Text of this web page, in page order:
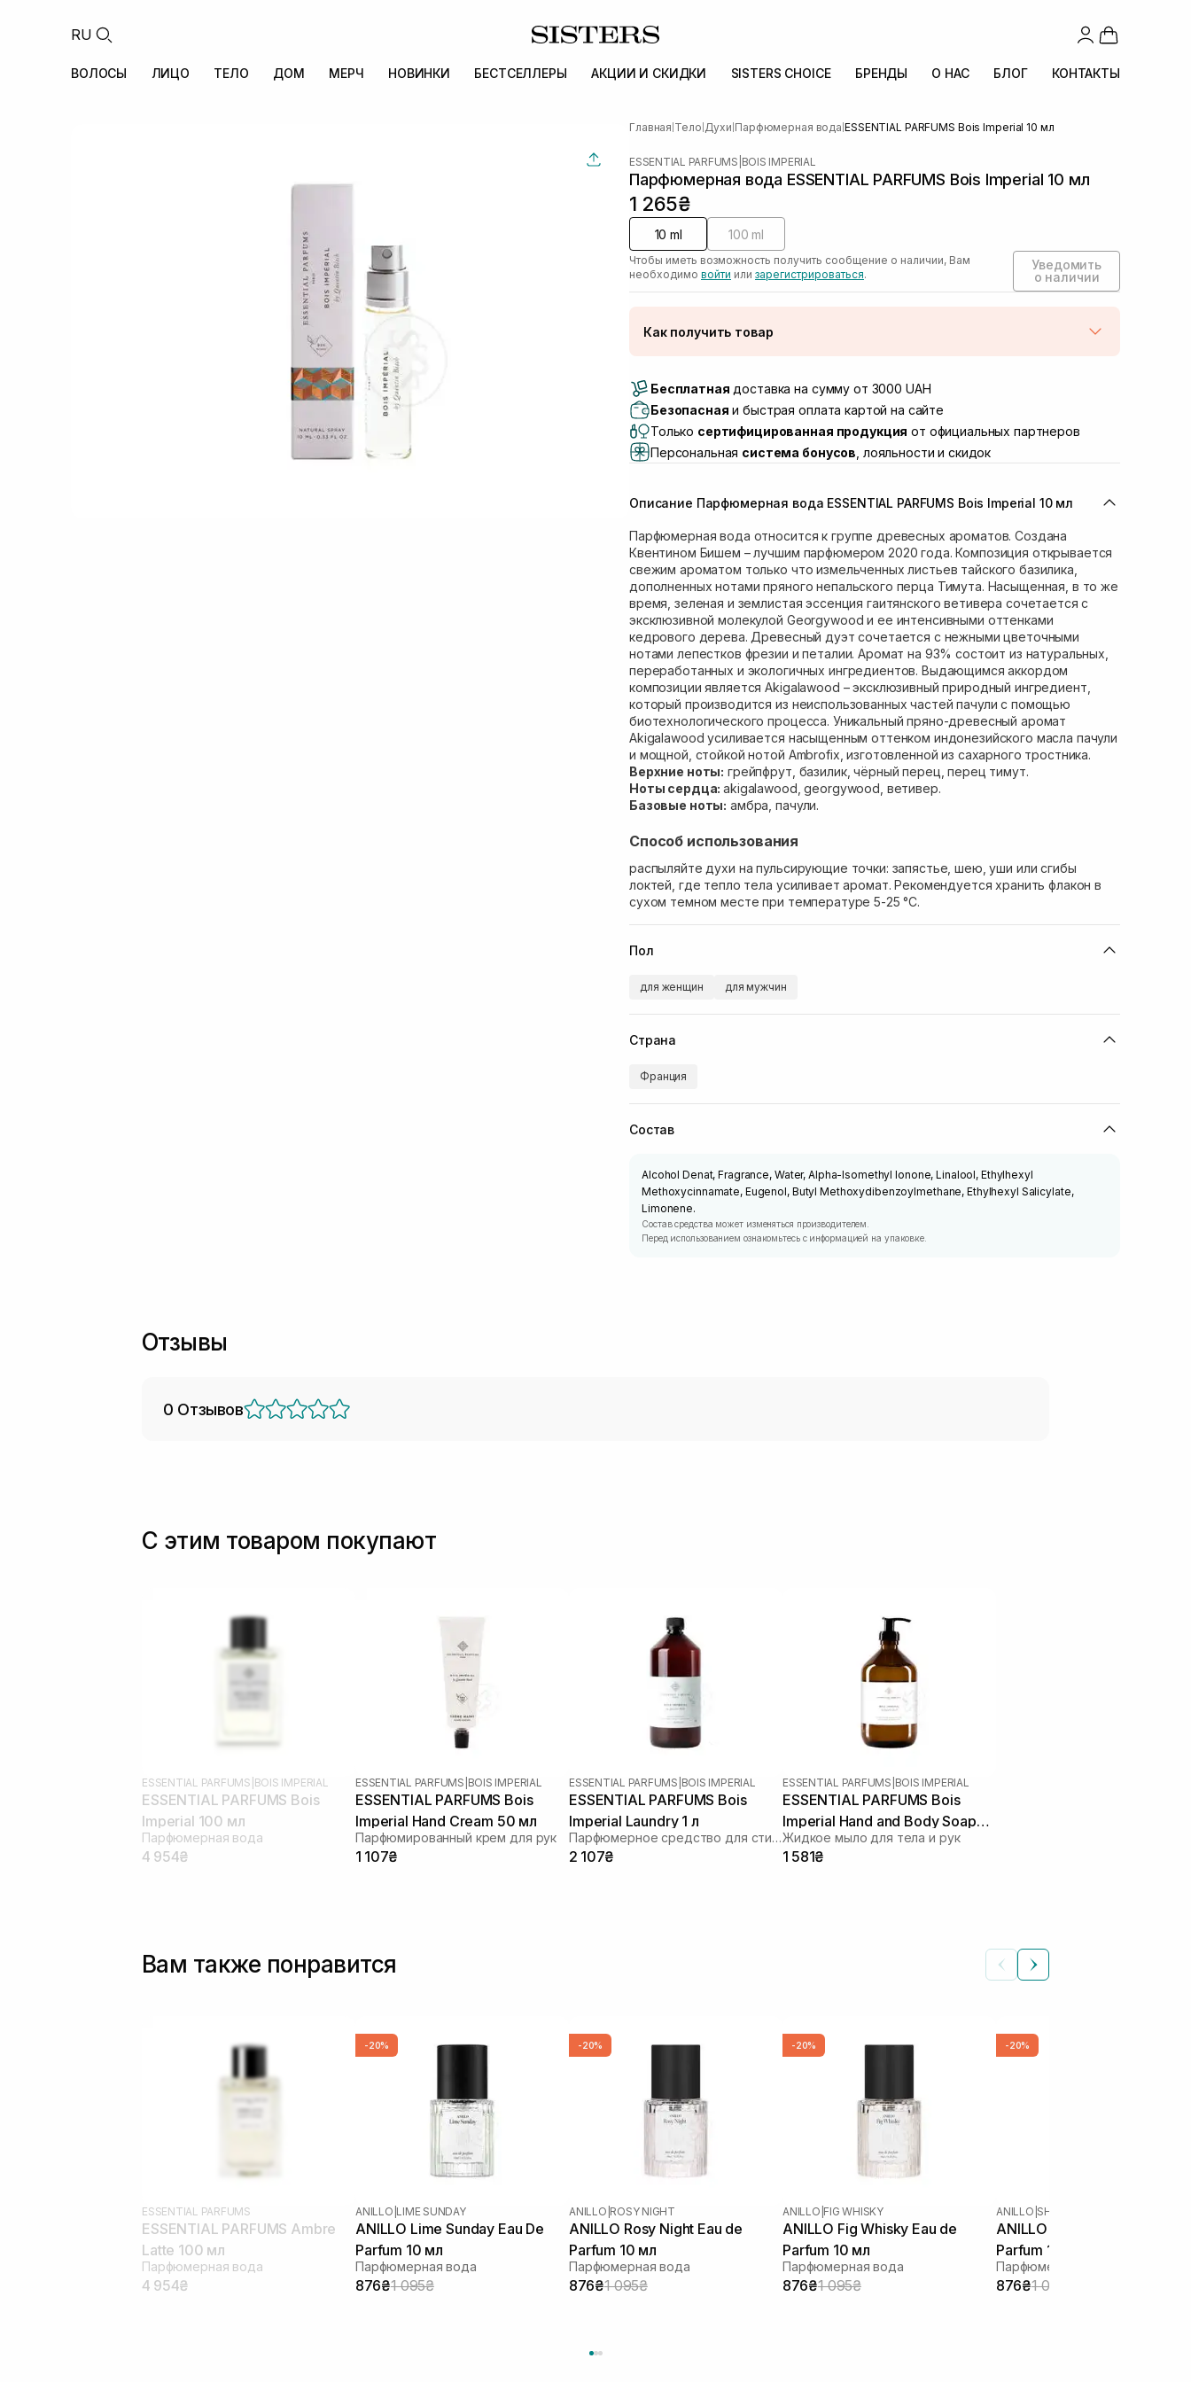
RU
ВОЛОСЫ ЛИЦО ТЕЛО ДОМ МЕРЧ НОВИНКИ БЕСТСЕЛЛЕРЫ АКЦИИ И СКИДКИ SISTERS CHOICE БРЕНДЫ О НАС БЛОГ КОНТАКТЫ
Главная Тело Духи Парфюмерная вода ESSENTIAL PARFUMS Bois Imperial 10 мл
ESSENTIAL PARFUMS BOIS IMPERIAL
Парфюмерная вода ESSENTIAL PARFUMS Bois Imperial 10 мл
1 265₴
10 ml 100 ml
Чтобы иметь возможность получить сообщение о наличии, Вам
необходимо войти или зарегистрироваться.
Уведомить
о наличии
Как получить товар
Самовывоз г. Луцк, Винниченка 4
Самовывоз г. Львов, ул. Академика Подстригача, 1В (Duck's
Самовывоз Львов (Ивана Франко 36) Нет в наличии!
Самовывоз г. Львов ул. Степана Бандеры 43 Нет в наличии!
Самовывоз г. Ровно, ул. Кулика и Гудачека 23 (ТЦ Экватор) Нет в наличии!
Бесплатная доставка на сумму от 3000 UAH
Безопасная и быстрая оплата картой на сайте
Только сертифицированная продукция от официальных партнеров
Персональная система бонусов , лояльности и скидок
Описание Парфюмерная вода ESSENTIAL PARFUMS Bois Imperial 10 мл
Парфюмерная вода относится к группе древесных ароматов. Создана
Квентином Бишем – лучшим парфюмером 2020 года. Композиция открывается
свежим ароматом только что измельченных листьев тайского базилика,
дополненных нотами пряного непальского перца Тимута. Насыщенная, в то же
время, зеленая и землистая эссенция гаитянского ветивера сочетается с
эксклюзивной молекулой Georgywood и ее интенсивными оттенками
кедрового дерева. Древесный дуэт сочетается с нежными цветочными
нотами лепестков фрезии и петалии. Аромат на 93% состоит из натуральных,
переработанных и экологичных ингредиентов. Выдающимся аккордом
композиции является Akigalawood – эксклюзивный природный ингредиент,
который производится из неиспользованных частей пачули с помощью
биотехнологического процесса. Уникальный пряно-древесный аромат
Akigalawood усиливается насыщенным оттенком индонезийского масла пачули
и мощной, стойкой нотой Ambrofix, изготовленной из сахарного тростника.
Верхние ноты: грейпфрут, базилик, чёрный перец, перец тимут.
Ноты сердца:akigalawood, georgywood, ветивер.
Базовые ноты: амбра, пачули.
Способ использования
распыляйте духи на пульсирующие точки: запястье, шею, уши или сгибы
локтей, где тепло тела усиливает аромат. Рекомендуется хранить флакон в
сухом темном месте при температуре 5-25 °C.
Пол
для женщин для мужчин
Страна
Франция
Состав
Alcohol Denat, Fragrance, Water, Alpha-Isomethyl Ionone, Linalool, Ethylhexyl
Methoxycinnamate, Eugenol, Butyl Methoxydibenzoylmethane, Ethylhexyl Salicylate,
Limonene.
Состав средства может изменяться производителем.
Перед использованием ознакомьтесь с информацией на упаковке.
Отзывы
0 Отзывов
С этим товаром покупают
ESSENTIAL PARFUMS BOIS IMPERIAL
ESSENTIAL PARFUMS Bois
Imperial 100 мл
Парфюмерная вода
4 954₴
ESSENTIAL PARFUMS BOIS IMPERIAL
ESSENTIAL PARFUMS Bois
Imperial Hand Cream 50 мл
Парфюмированный крем для рук
1 107₴
ESSENTIAL PARFUMS BOIS IMPERIAL
ESSENTIAL PARFUMS Bois
Imperial Laundry 1 л
Парфюмерное средство для стирки
2 107₴
ESSENTIAL PARFUMS BOIS IMPERIAL
ESSENTIAL PARFUMS Bois
Imperial Hand and Body Soap
500 мл
Жидкое мыло для тела и рук
1 581₴
Вам также понравится
ESSENTIAL PARFUMS
ESSENTIAL PARFUMS Ambre
Latte 100 мл
Парфюмерная вода
4 954₴
-20%
ANILLO LIME SUNDAY
ANILLO Lime Sunday Eau De
Parfum 10 мл
Парфюмерная вода
876₴1 095₴
-20%
ANILLO ROSY NIGHT
ANILLO Rosy Night Eau de
Parfum 10 мл
Парфюмерная вода
876₴1 095₴
-20%
ANILLO FIG WHISKY
ANILLO Fig Whisky Eau de
Parfum 10 мл
Парфюмерная вода
876₴1 095₴
-20%
ANILLO SHOWER TIME
ANILLO Shower Time Eau de
Parfum 10 мл
Парфюмерная вода
876₴1 095₴